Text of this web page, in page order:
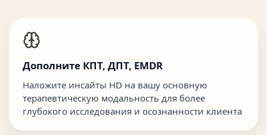
Дополните КПТ, ДПТ, EMDR
Наложите инсайты HD на вашу основную
терапевтическую модальность для более
глубокого исследования и осознанности клиента